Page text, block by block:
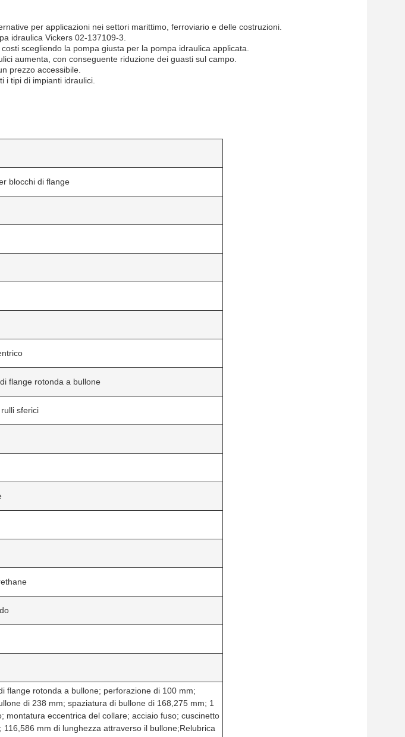
per applicazioni nei settori marittimo, ferroviario e delle costruzioni.
idraulica Vickers 02-137109-3.
scegliendo la pompa giusta per la pompa idraulica applicata.
aumenta, con conseguente riduzione dei guasti sul campo.
prezzo accessibile.
i tipi di impianti idraulici.
blocchi di flange
flange rotonda a bullone
sferici
flange rotonda a bullone; perforazione di 100 mm;
di 238 mm; spaziatura di bullone di 168,275 mm; 1
montatura eccentrica del collare; acciaio fuso; cuscinetto
116,586 mm di lunghezza attraverso il bullone;Relubrica